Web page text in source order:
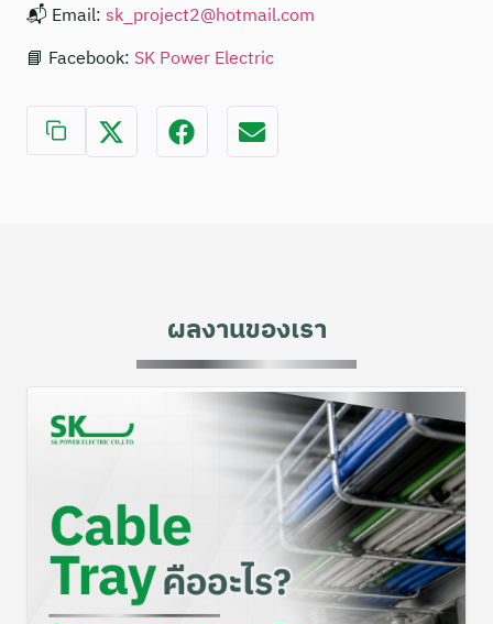
📬 Email:sk_project2@hotmail.com
📘 Facebook: SK Power Electric
ผลงานของเรา